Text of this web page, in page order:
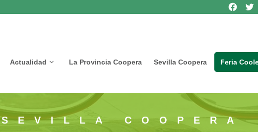
Síguenos en
Actualidad La Provincia Coopera Sevilla Coopera Feria
COOPERA